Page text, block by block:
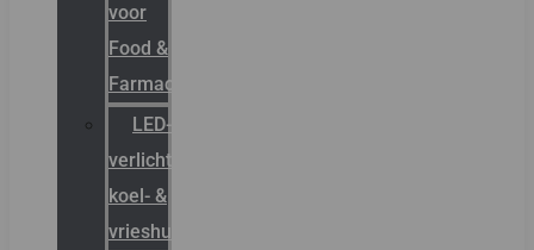
voor
Food &
Farmacie
LED-
verlichting
koel- &
vrieshuizen